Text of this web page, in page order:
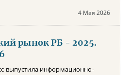
4 Мая 2026
рынок РБ - 2025.
выпустила информационно-